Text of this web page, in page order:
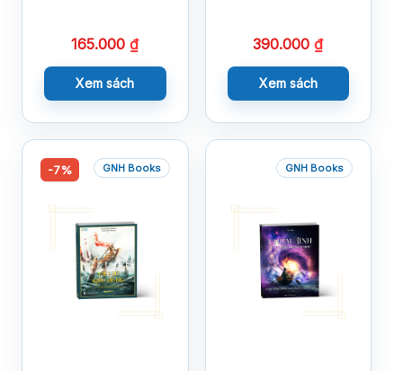
165.000₫
Xem sách
390.000₫
Xem sách
-7% GNH Books GNH Books